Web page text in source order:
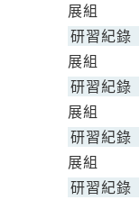
展組
研習紀錄
展組
研習紀錄
展組
研習紀錄
展組
研習紀錄